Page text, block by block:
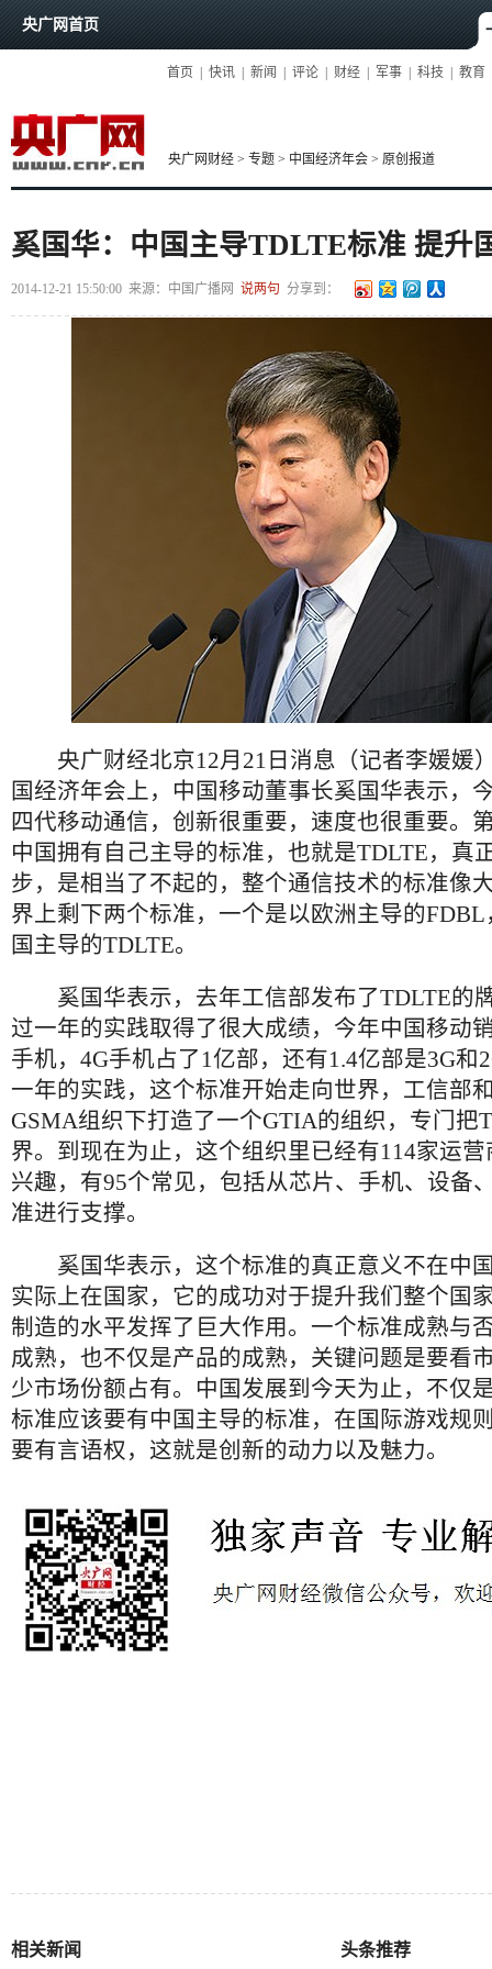
央广网首页
首页 快讯 新闻 评论 财经 军事 科技 教育
央广网财经 > 专题 > 中国经济年会 > 原创报道
奚国华：中国主导TDLTE标准 提升
2014-12-21 15:50:00 来源： 中国广播网 说两句 分享到：
央广财经北京12月21日消息（记者李媛媛
国经济年会上，中国移动董事长奚国华表示，
四代移动通信，创新很重要，速度也很重要。
中国拥有自己主导的标准，也就是TDLTE，真
步，是相当了不起的，整个通信技术的标准像
界上剩下两个标准，一个是以欧洲主导的
国主导的TDLTE。
奚国华表示，去年工信部发布了TDLTE的
过一年的实践取得了很大成绩，今年中国移动
手机，4G手机占了1亿部，还有1.4亿部是3G和
一年的实践，这个标准开始走向世界，工信部
GSMA组织下打造了一个GTIA的组织，专门把
界。到现在为止，这个组织里已经有114家运
兴趣，有95个常见，包括从芯片、手机、设备
准进行支撑。
奚国华表示，这个标准的真正意义不在中
实际上在国家，它的成功对于提升我们整个国
制造的水平发挥了巨大作用。一个标准成熟与
成熟，也不仅是产品的成熟，关键问题是要看
少市场份额占有。中国发展到今天为止，不仅
标准应该要有中国主导的标准，在国际游戏规
要有言语权，这就是创新的动力以及魅力。
相关新闻 头条推荐